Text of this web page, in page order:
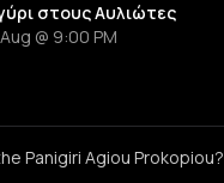
στους Αυλιώτες
@ 9:00 PM
Panigiri Agiou Prokopiou?